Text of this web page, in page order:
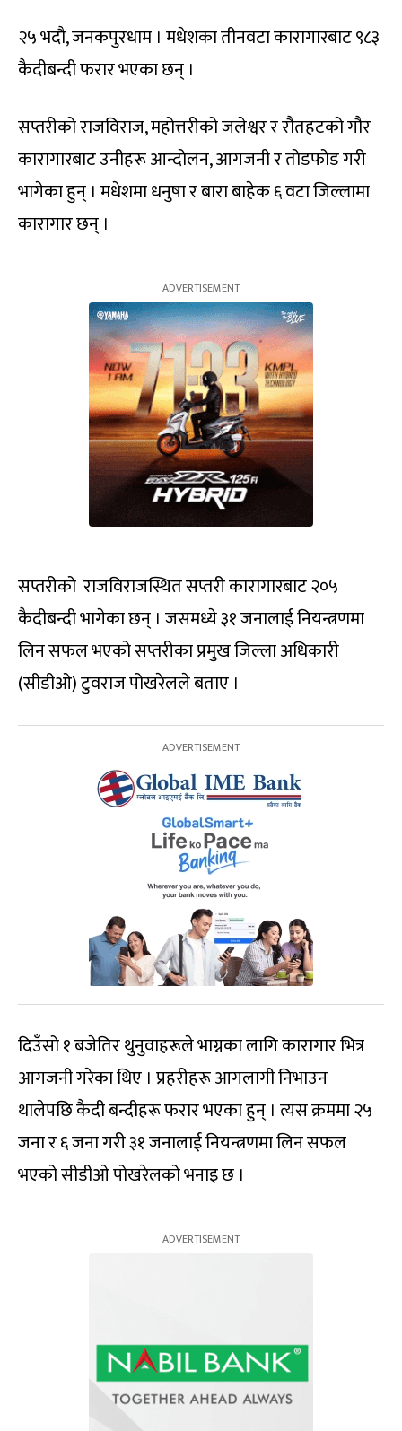
२५ भदौ, जनकपुरधाम । मधेशका तीनवटा कारागारबाट ९८३
कैदीबन्दी फरार भएका छन् ।
सप्तरीको राजविराज, महोत्तरीको जलेश्वर र रौतहटको गौर
कारागारबाट उनीहरू आन्दोलन, आगजनी र तोडफोड गरी
भागेका हुन् । मधेशमा धनुषा र बारा बाहेक ६ वटा जिल्लामा
कारागार छन् ।
सप्तरीको राजविराजस्थित सप्तरी कारागारबाट २०५
कैदीबन्दी भागेका छन् । जसमध्ये ३१ जनालाई नियन्त्रणमा
लिन सफल भएको सप्तरीका प्रमुख जिल्ला अधिकारी
(सीडीओ) टुवराज पोखरेलले बताए ।
दिउँसो १ बजेतिर थुनुवाहरूले भाग्नका लागि कारागार भित्र
आगजनी गरेका थिए । प्रहरीहरू आगलागी निभाउन
थालेपछि कैदी बन्दीहरू फरार भएका हुन् । त्यस क्रममा २५
जना र ६ जना गरी ३१ जनालाई नियन्त्रणमा लिन सफल
भएको सीडीओ पोखरेलको भनाइ छ ।